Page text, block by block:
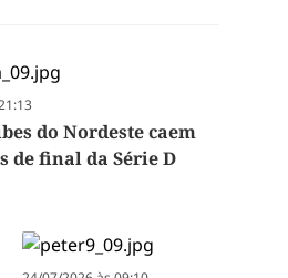
do Nordeste caem
de final da Série D